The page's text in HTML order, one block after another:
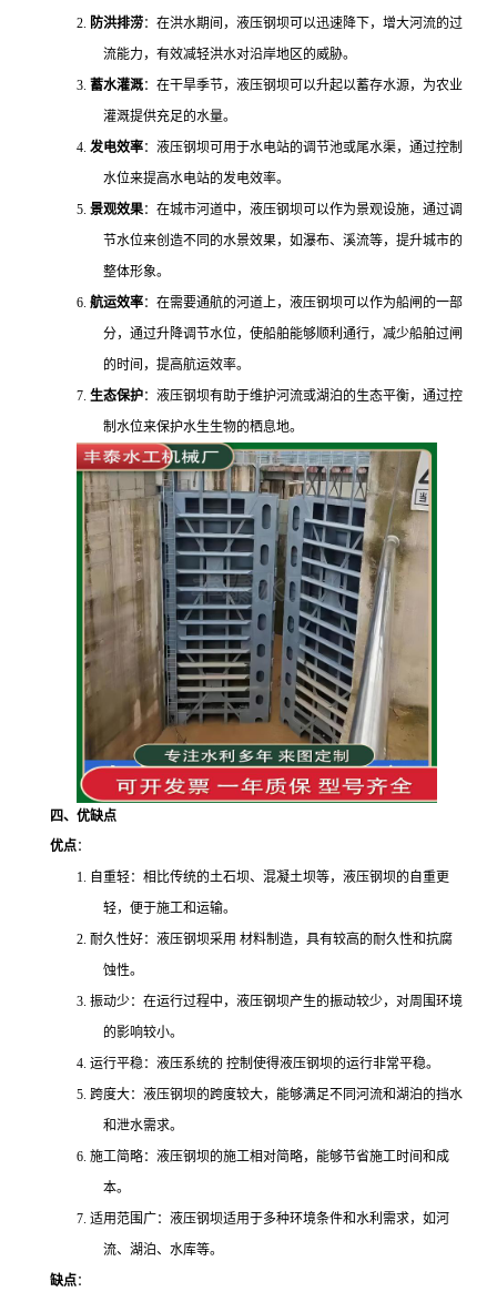
2. 防洪排涝：在洪水期间，液压钢坝可以迅速降下，增大河流的过
流能力，有效减轻洪水对沿岸地区的威胁。
3. 蓄水灌溉：在干旱季节，液压钢坝可以升起以蓄存水源，为农业
灌溉提供充足的水量。
4. 发电效率：液压钢坝可用于水电站的调节池或尾水渠，通过控制
水位来提高水电站的发电效率。
5. 景观效果：在城市河道中，液压钢坝可以作为景观设施，通过调
节水位来创造不同的水景效果，如瀑布、溪流等，提升城市的
整体形象。
6. 航运效率：在需要通航的河道上，液压钢坝可以作为船闸的一部
分，通过升降调节水位，使船舶能够顺利通行，减少船舶过闸
的时间，提高航运效率。
7. 生态保护：液压钢坝有助于维护河流或湖泊的生态平衡，通过控
制水位来保护水生生物的栖息地。
四、优缺点
优点：
1. 自重轻：相比传统的土石坝、混凝土坝等，液压钢坝的自重更
轻，便于施工和运输。
2. 耐久性好：液压钢坝采用 材料制造，具有较高的耐久性和抗腐
蚀性。
3. 振动少：在运行过程中，液压钢坝产生的振动较少，对周围环境
的影响较小。
4. 运行平稳：液压系统的 控制使得液压钢坝的运行非常平稳。
5. 跨度大：液压钢坝的跨度较大，能够满足不同河流和湖泊的挡水
和泄水需求。
6. 施工简略：液压钢坝的施工相对简略，能够节省施工时间和成
本。
7. 适用范围广：液压钢坝适用于多种环境条件和水利需求，如河
流、湖泊、水库等。
缺点：